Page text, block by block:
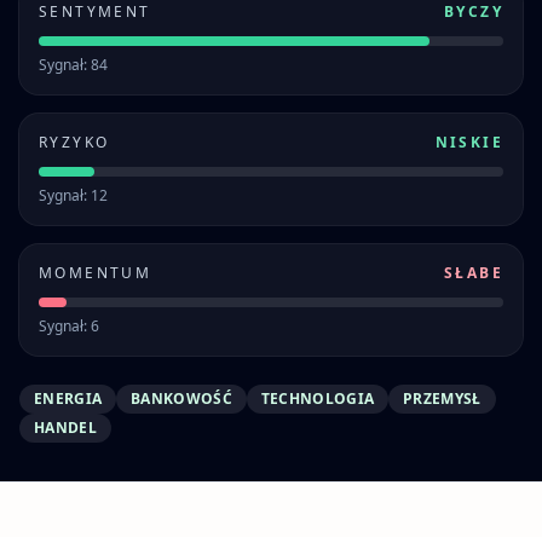
SENTYMENT BYCZY
Sygnał: 84
RYZYKO NISKIE
Sygnał: 12
MOMENTUM SŁABE
Sygnał: 6
ENERGIA BANKOWOŚĆ TECHNOLOGIA
PRZEMYSŁ
HANDEL